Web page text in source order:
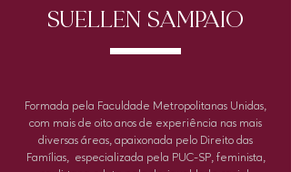
SUELLEN SAMPAIO
Formada pela Faculdade Metropolitanas Unidas,
com mais de oito anos de experiência nas mais
diversas áreas, apaixonada pelo Direito das
Famílias, especializada pela PUC-SP, feminista,